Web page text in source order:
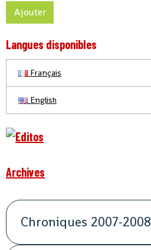
Ajouter
Langues disponibles
Français
English
Archives
Chroniques 2007-2008